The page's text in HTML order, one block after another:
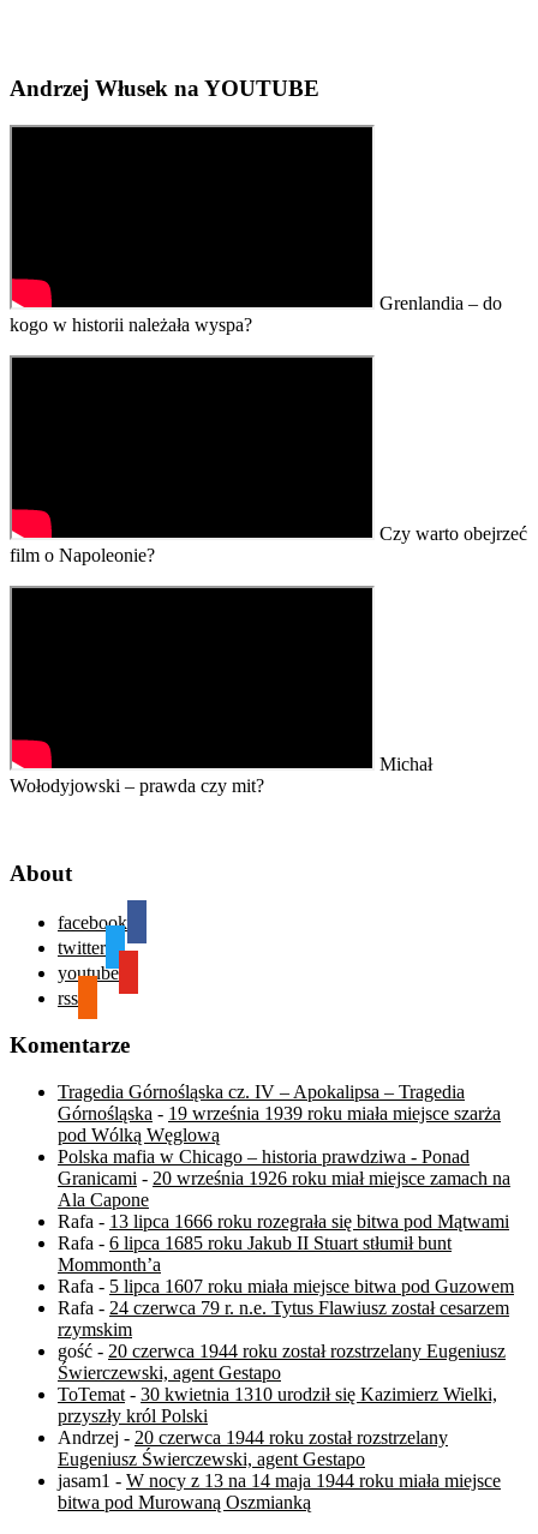
Andrzej Włusek na YOUTUBE
Grenlandia – do
kogo w historii należała wyspa?
Czy warto obejrzeć
film o Napoleonie?
Michał
Wołodyjowski – prawda czy mit?
About
facebook
twitter
youtube
rss
Komentarze
Tragedia Górnośląska cz. IV – Apokalipsa – Tragedia
Górnośląska - 19 września 1939 roku miała miejsce szarża
pod Wólką Węglową
Polska mafia w Chicago – historia prawdziwa - Ponad
Granicami - 20 września 1926 roku miał miejsce zamach na
Ala Capone
Rafa - 13 lipca 1666 roku rozegrała się bitwa pod Mątwami
Rafa - 6 lipca 1685 roku Jakub II Stuart stłumił bunt
Mommonth’a
Rafa - 5 lipca 1607 roku miała miejsce bitwa pod Guzowem
Rafa - 24 czerwca 79 r. n.e. Tytus Flawiusz został cesarzem
rzymskim
gość - 20 czerwca 1944 roku został rozstrzelany Eugeniusz
Świerczewski, agent Gestapo
ToTemat - 30 kwietnia 1310 urodził się Kazimierz Wielki,
przyszły król Polski
Andrzej - 20 czerwca 1944 roku został rozstrzelany
Eugeniusz Świerczewski, agent Gestapo
jasam1 - W nocy z 13 na 14 maja 1944 roku miała miejsce
bitwa pod Murowaną Oszmianką